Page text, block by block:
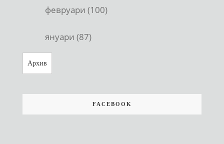
февруари (100)
януари (87)
Архив
FACEBOOK